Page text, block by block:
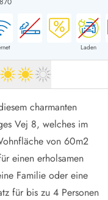
Laden
4 von 5
charmanten
Vej 8, welches im
von 60m2
einen erholsamen
Familie oder eine
für bis zu 4 Personen